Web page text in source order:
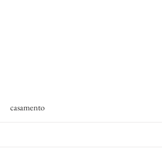
More
casamento